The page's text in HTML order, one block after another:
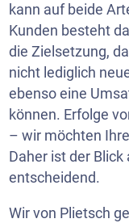
kann auf beide
Kunden besteht
die Zielsetzung,
nicht lediglich
ebenso eine
können. Erfolge
– wir möchten
Daher ist der
entscheidend.
Wir von Plietsch